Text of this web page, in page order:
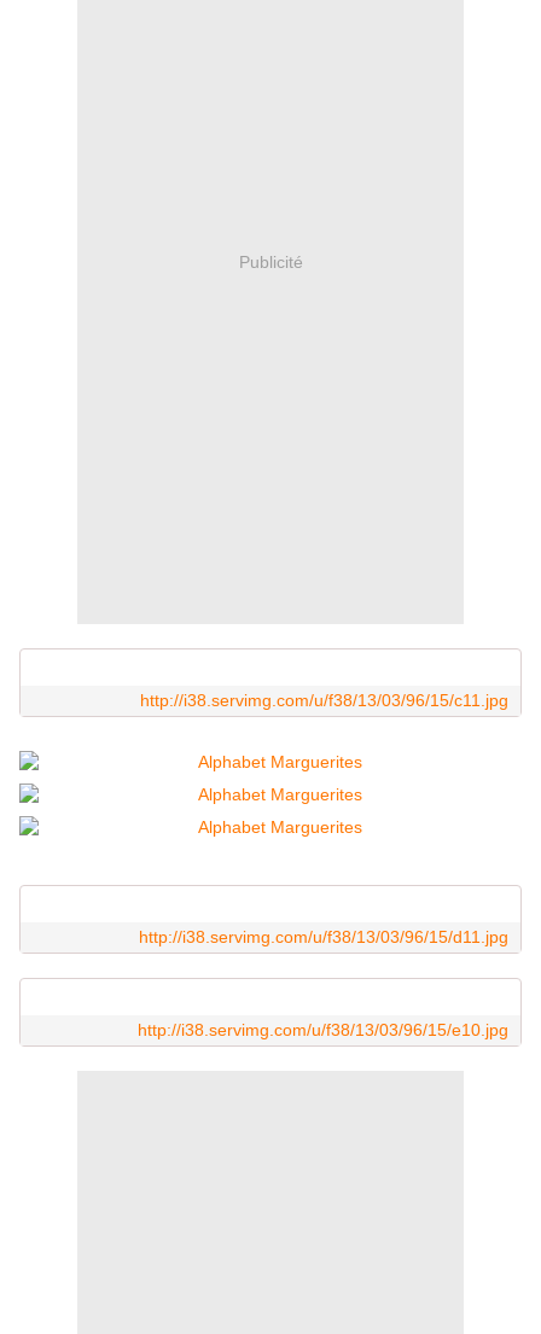
Publicité
http://i38.servimg.com/u/f38/13/03/96/15/c11.jpg
http://i38.servimg.com/u/f38/13/03/96/15/d11.jpg
http://i38.servimg.com/u/f38/13/03/96/15/e10.jpg